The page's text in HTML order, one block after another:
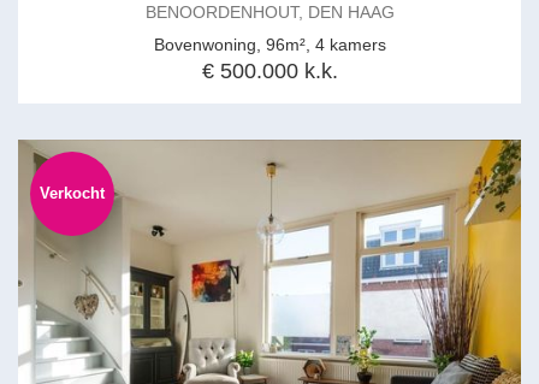
BENOORDENHOUT, DEN HAAG
Bovenwoning, 96m², 4 kamers
€ 500.000 k.k.
Verkocht